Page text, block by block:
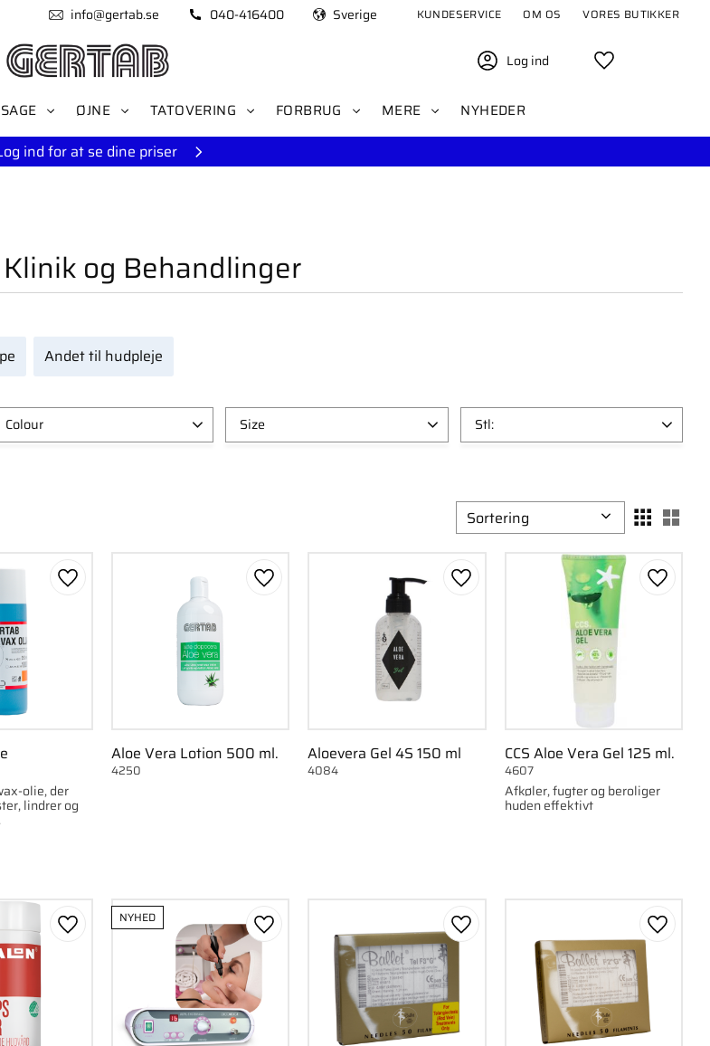
info@gertab.se 040-416400 Sverige KUNDESERVICE OM OS VORES BUTIKKER
Log ind
ØJNE TATOVERING FORBRUG MERE NYHEDER
ind for at se dine priser
og Behandlinger
Andet til hudpleje
Colour
Size
Stl:
F4
3
K3 2
Vælg sorteringsmetode
olie, der
lindrer og
Gem som favorit
Aloe Vera Lotion 500 ml.
4250
Gem som favorit
Aloevera Gel 4S 150 ml
4084
Gem som favorit
CCS Aloe Vera Gel 125 ml.
Afkøler, fugter og beroliger
huden effektivt
4607
Gem
Gem som favorit
NYHED
Gem som favorit Gem som favorit Gem